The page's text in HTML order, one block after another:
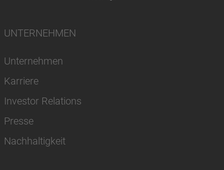
UNTERNEHMEN
Unternehmen
Karriere
Investor Relations
Presse
Nachhaltigkeit